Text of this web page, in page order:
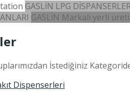
GASLİN LPG
GASLİN Markalı yerli
İstediğiniz